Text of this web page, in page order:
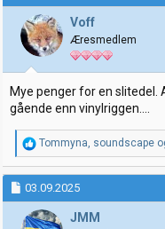
Voff
Æresmedlem
Mye penger for en slitedel.
gående enn vinylriggen....
R
e
a
k
j
Tommyna soundscape
03.09.2025
JMM